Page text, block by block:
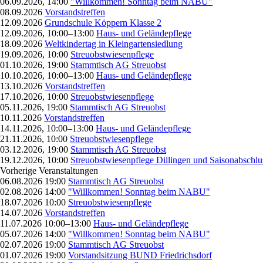
08.09.2026 Vorstandstreffen
12.09.2026 Grundschule Köppern Klasse 2
12.09.2026, 10:00–13:00 Haus- und Geländepflege
18.09.2026 Weltkindertag in Kleingartensiedlung
19.09.2026, 10:00 Streuobstwiesenpflege
01.10.2026, 19:00 Stammtisch AG Streuobst
10.10.2026, 10:00–13:00 Haus- und Geländepflege
13.10.2026 Vorstandstreffen
17.10.2026, 10:00 Streuobstwiesenpflege
05.11.2026, 19:00 Stammtisch AG Streuobst
10.11.2026 Vorstandstreffen
14.11.2026, 10:00–13:00 Haus- und Geländepflege
21.11.2026, 10:00 Streuobstwiesenpflege
03.12.2026, 19:00 Stammtisch AG Streuobst
19.12.2026, 10:00 Streuobstwiesenpflege Dillingen und
Vorherige Veranstaltungen
06.08.2026 19:00 Stammtisch AG Streuobst
02.08.2026 14:00 "Willkommen! Sonntag beim NABU"
18.07.2026 10:00 Streuobstwiesenpflege
14.07.2026 Vorstandstreffen
11.07.2026 10:00–13:00 Haus- und Geländepflege
05.07.2026 14:00 "Willkommen! Sonntag beim NABU"
02.07.2026 19:00 Stammtisch AG Streuobst
01.07.2026 19:00 Vorstandsitzung BUND Friedrichsdorf